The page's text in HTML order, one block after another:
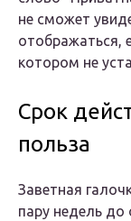
не сможет
отображаться,
котором не
Срок
польза
Заветная
пару недель до